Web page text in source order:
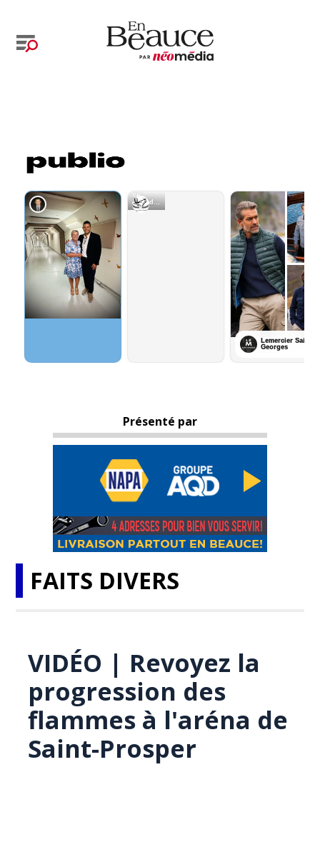
Présenté par
FAITS DIVERS
VIDÉO | Revoyez la
progression des
flammes à l'aréna de
Saint-Prosper